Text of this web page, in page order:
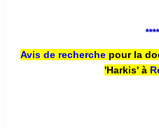
Avis de recherche pour la
'Harkis' à